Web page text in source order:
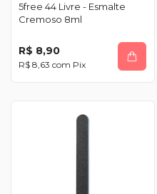
5free 44 Livre - Esmalte
Cremoso 8ml
R$ 8,90
R$ 8,63 com Pix